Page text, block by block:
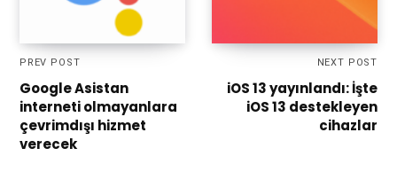
PREV POST
Google Asistan
interneti olmayanlara
çevrimdışı hizmet
verecek
NEXT POST
iOS 13 yayınlandı: İşte
iOS 13 destekleyen
cihazlar